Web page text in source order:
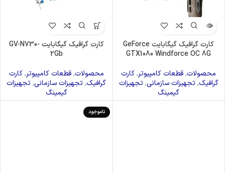
کارت گرافیک گیگابایت GeForce
GTX1080 Windforce OC 8G
محصولات,قطعات کامپیوتر,کارت
گرافیک,تجهیزات سازمانی,تجهیزات
گیمینگ
کارت گرافیک گیگابایت GV-N730-
2Gb
محصولات,قطعات کامپیوتر,کارت
گرافیک,تجهیزات سازمانی,تجهیزات
گیمینگ
ناموجود